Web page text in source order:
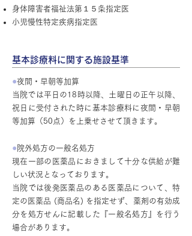
身体障害者福祉法第１５条指定医
小児慢性特定疾病指定医
基本診療料に関する施設基準
●夜間・早朝等加算
当院では平日の18時以降、土曜日の正午以降、
祝日に受付された時に基本診療料に夜間・早朝
等加算（50点）を上乗せさせて頂きます。
● 院外処方の一般名処方
現在一部の医薬品におきまして十分な供給が難
しい状況となっております。
当院では後発医薬品のある医薬品について、特
定の医薬品 (商品名) を指定せず、薬剤の有効成
分を処方せんに記載した『一般名処方』を行う
場合があります。